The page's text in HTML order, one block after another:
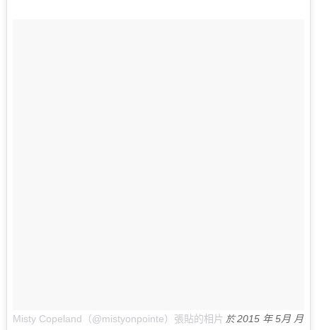
Misty Copeland（@mistyonpointe）張貼的相片 於2015 年 5月 月